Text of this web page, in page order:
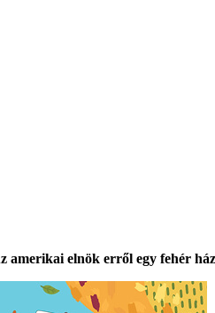
elnök erről egy fehér